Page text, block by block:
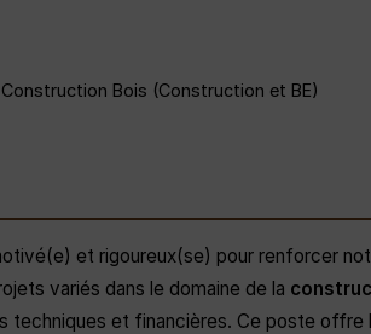
Bois (Construction et BE)
et rigoureux(se) pour renforcer
variés dans le domaine de la
techniques et financières. Ce poste offre